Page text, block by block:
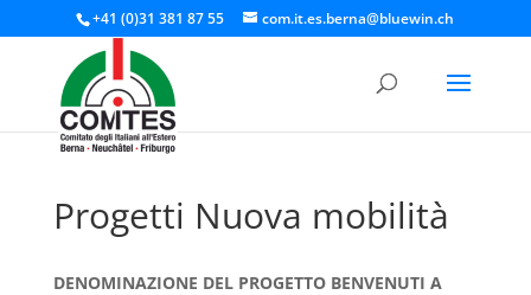
+41 (0)31 381 87 55 com.it.es.berna@bluewin.ch
Progetti Nuova mobilità
DENOMINAZIONE DEL PROGETTO BENVENUTI A